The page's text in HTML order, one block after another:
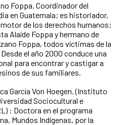
Foppa. Coordinador del
en Guatemala; es historiador,
de los derechos humanos;
Alaíde Foppa y hermano de
Foppa, todos víctimas de la
el año 2000 conduce una
para encontrar y castigar a
de sus familiares.
García Von Hoegen.(Instituto
Sociocultural e
: Doctora en el programa
Mundos Indígenas, por la